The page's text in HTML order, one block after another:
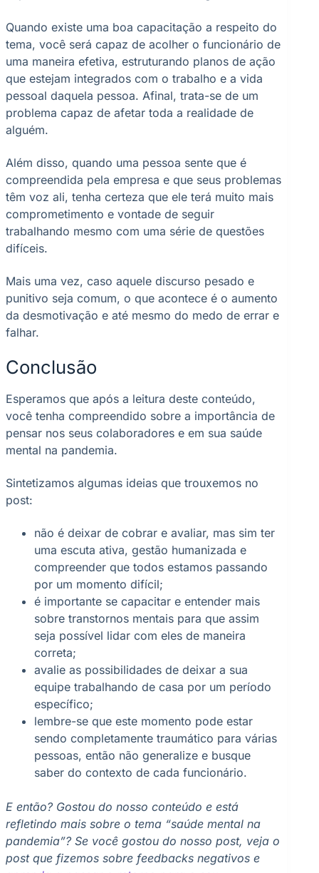
Quando existe uma boa capacitação a respeito do
tema, você será capaz de acolher o funcionário de
uma maneira efetiva, estruturando planos de ação
que estejam integrados com o trabalho e a vida
pessoal daquela pessoa. Afinal, trata-se de um
problema capaz de afetar toda a realidade de
alguém.
Além disso, quando uma pessoa sente que é
compreendida pela empresa e que seus problemas
têm voz ali, tenha certeza que ele terá muito mais
comprometimento e vontade de seguir
trabalhando mesmo com uma série de questões
difíceis.
Mais uma vez, caso aquele discurso pesado e
punitivo seja comum, o que acontece é o aumento
da desmotivação e até mesmo do medo de errar e
falhar.
Conclusão
Esperamos que após a leitura deste conteúdo,
você tenha compreendido sobre a importância de
pensar nos seus colaboradores e em sua saúde
mental na pandemia.
Sintetizamos algumas ideias que trouxemos no
post:
não é deixar de cobrar e avaliar, mas sim ter
uma escuta ativa, gestão humanizada e
compreender que todos estamos passando
por um momento difícil;
é importante se capacitar e entender mais
sobre transtornos mentais para que assim
seja possível lidar com eles de maneira
correta;
avalie as possibilidades de deixar a sua
equipe trabalhando de casa por um período
específico;
lembre-se que este momento pode estar
sendo completamente traumático para várias
pessoas, então não generalize e busque
saber do contexto de cada funcionário.
E então? Gostou do nosso conteúdo e está
refletindo mais sobre o tema “saúde mental na
pandemia”? Se você gostou do nosso post, veja o
post que fizemos sobre feedbacks negativos e